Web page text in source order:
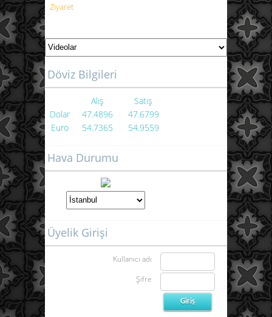
Ziyaret
Döviz Bilgileri
Alış
Satış
Dolar
47.4896
47.6799
Euro
54.7365 54.9559
Hava Durumu
Üyelik Girişi
Kullanıcı adı
Şifre